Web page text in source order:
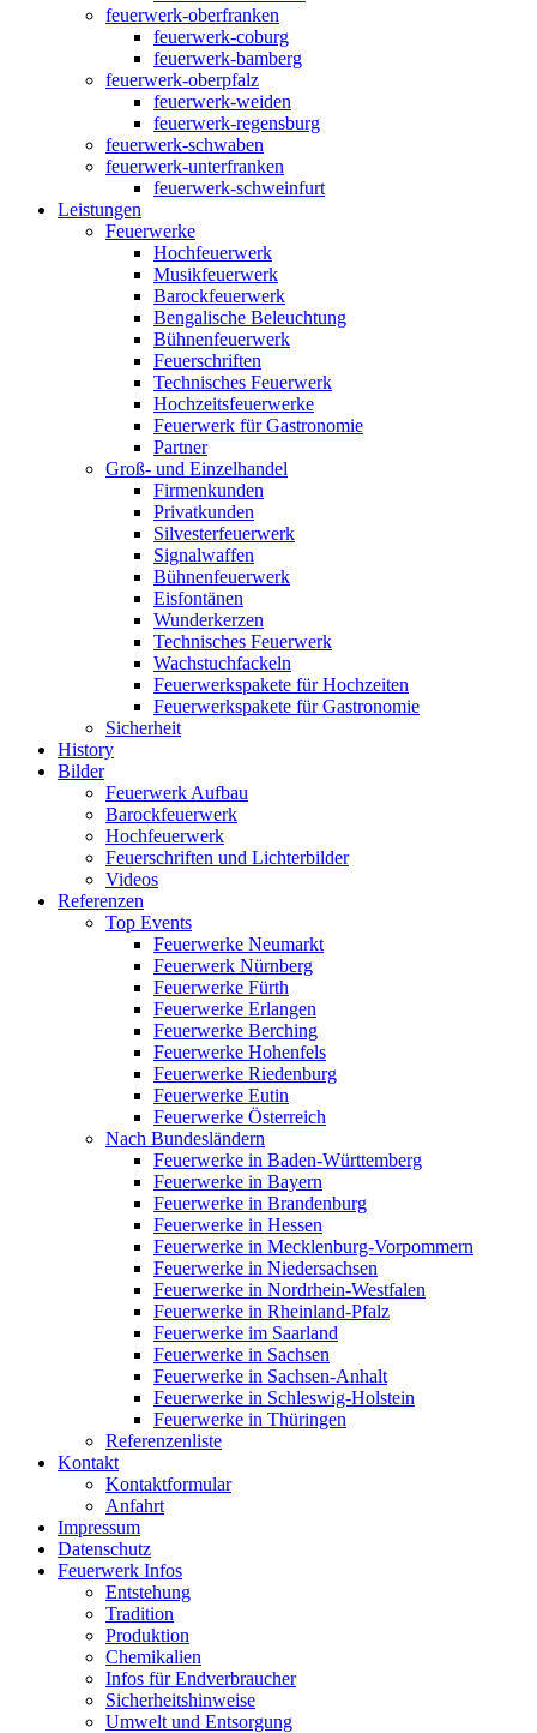
feuerwerk-oberfranken
feuerwerk-coburg
feuerwerk-bamberg
feuerwerk-oberpfalz
feuerwerk-weiden
feuerwerk-regensburg
feuerwerk-schwaben
feuerwerk-unterfranken
feuerwerk-schweinfurt
Leistungen
Feuerwerke
Hochfeuerwerk
Musikfeuerwerk
Barockfeuerwerk
Bengalische Beleuchtung
Bühnenfeuerwerk
Feuerschriften
Technisches Feuerwerk
Hochzeitsfeuerwerke
Feuerwerk für Gastronomie
Partner
Groß- und Einzelhandel
Firmenkunden
Privatkunden
Silvesterfeuerwerk
Signalwaffen
Bühnenfeuerwerk
Eisfontänen
Wunderkerzen
Technisches Feuerwerk
Wachstuchfackeln
Feuerwerkspakete für Hochzeiten
Feuerwerkspakete für Gastronomie
Sicherheit
History
Bilder
Feuerwerk Aufbau
Barockfeuerwerk
Hochfeuerwerk
Feuerschriften und Lichterbilder
Videos
Referenzen
Top Events
Feuerwerke Neumarkt
Feuerwerk Nürnberg
Feuerwerke Fürth
Feuerwerke Erlangen
Feuerwerke Berching
Feuerwerke Hohenfels
Feuerwerke Riedenburg
Feuerwerke Eutin
Feuerwerke Österreich
Nach Bundesländern
Feuerwerke in Baden-Württemberg
Feuerwerke in Bayern
Feuerwerke in Brandenburg
Feuerwerke in Hessen
Feuerwerke in Mecklenburg-Vorpommern
Feuerwerke in Niedersachsen
Feuerwerke in Nordrhein-Westfalen
Feuerwerke in Rheinland-Pfalz
Feuerwerke im Saarland
Feuerwerke in Sachsen
Feuerwerke in Sachsen-Anhalt
Feuerwerke in Schleswig-Holstein
Feuerwerke in Thüringen
Referenzenliste
Kontakt
Kontaktformular
Anfahrt
Impressum
Datenschutz
Feuerwerk Infos
Entstehung
Tradition
Produktion
Chemikalien
Infos für Endverbraucher
Sicherheitshinweise
Umwelt und Entsorgung